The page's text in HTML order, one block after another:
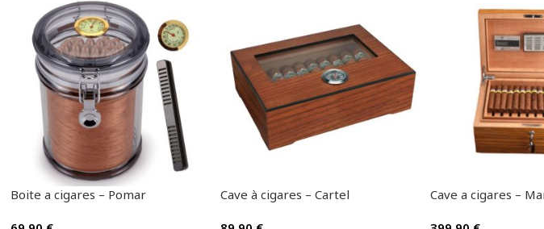
Boite a cigares – Pomar Cave à cigares – Cartel Cave a cigares –